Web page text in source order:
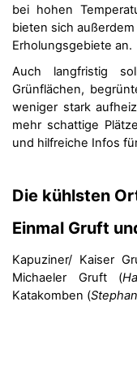
bei hohen
bieten sich
Erholungsgebiete an.
Auch langfristig
Grünflächen,
weniger stark
mehr schattige
und hilfreiche Infos
Die kühlsten
Einmal Gruft
Kapuziner/ Kaiser
Michaeler Gruft (
Katakomben (